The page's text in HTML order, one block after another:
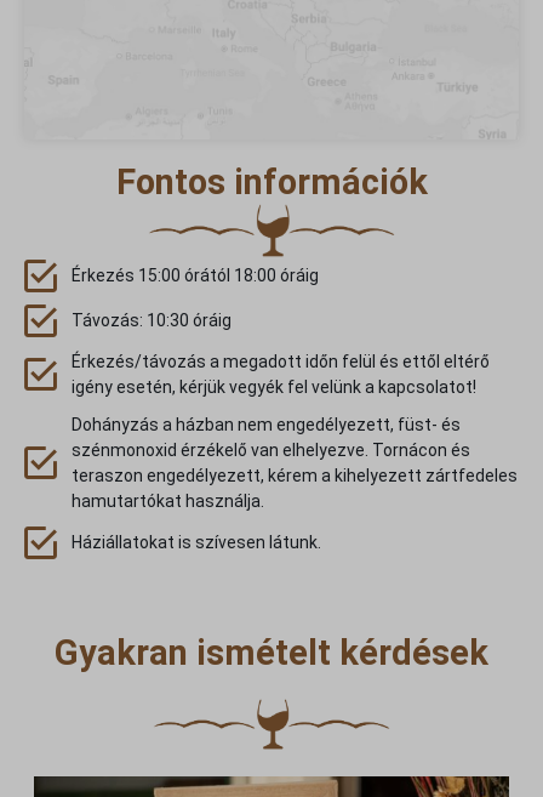
Fontos információk
Érkezés 15:00 órától 18:00 óráig
Távozás: 10:30 óráig
Érkezés/távozás a megadott időn felül és ettől eltérő
igény esetén, kérjük vegyék fel velünk a kapcsolatot!
Dohányzás a házban nem engedélyezett, füst- és
szénmonoxid érzékelő van elhelyezve. Tornácon és
teraszon engedélyezett, kérem a kihelyezett zártfedeles
hamutartókat használja.
Háziállatokat is szívesen látunk.
Gyakran ismételt kérdések
sbjs_session
tk_ai
tk_qs
www.googletagmanager.com